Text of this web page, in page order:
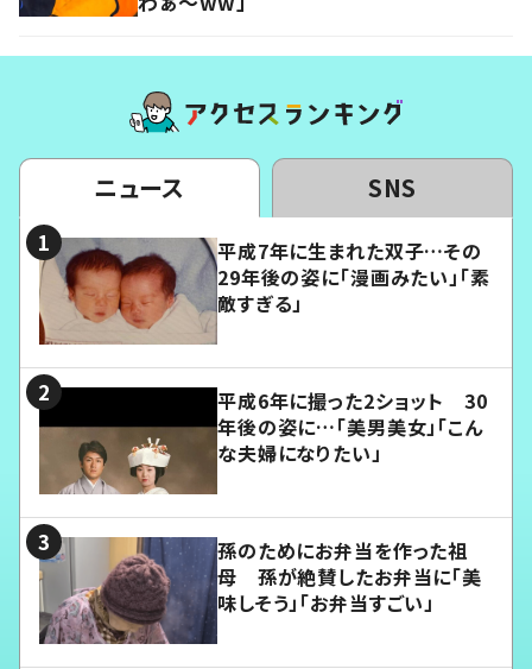
ニュース SNS
平成7年に生まれた双子…その
29年後の姿に「漫画みたい」「素
敵すぎる」
平成6年に撮った2ショット 30
年後の姿に…「美男美女」「こん
な夫婦になりたい」
孫のためにお弁当を作った祖
母 孫が絶賛したお弁当に「美
味しそう」「お弁当すごい」